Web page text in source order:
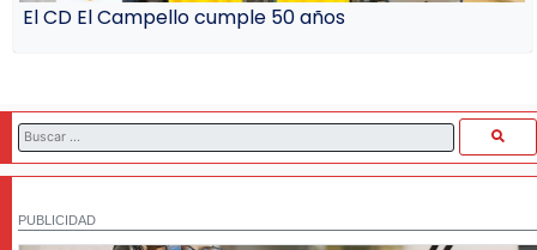
El CD El Campello cumple 50 años
PUBLICIDAD